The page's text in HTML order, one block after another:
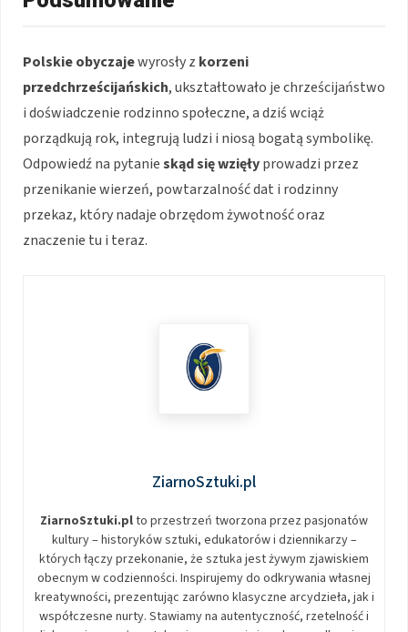
Polskie obyczajewyrosły z korzeni
przedchrześcijańskich, ukształtowało je chrześcijaństwo
i doświadczenie rodzinno społeczne, a dziś wciąż
porządkują rok, integrują ludzi i niosą bogatą symbolikę.
Odpowiedź na pytanieskąd się wzięłyprowadzi przez
przenikanie wierzeń, powtarzalność dat i rodzinny
przekaz, który nadaje obrzędom żywotność oraz
znaczenie tu i teraz.
ZiarnoSztuki.pl
ZiarnoSztuki.plto przestrzeń tworzona przez pasjonatów
kultury – historyków sztuki, edukatorów i dziennikarzy –
których łączy przekonanie, że sztuka jest żywym zjawiskiem
obecnym w codzienności. Inspirujemy do odkrywania własnej
kreatywności, prezentując zarówno klasyczne arcydzieła, jak i
współczesne nurty. Stawiamy na autentyczność, rzetelność i